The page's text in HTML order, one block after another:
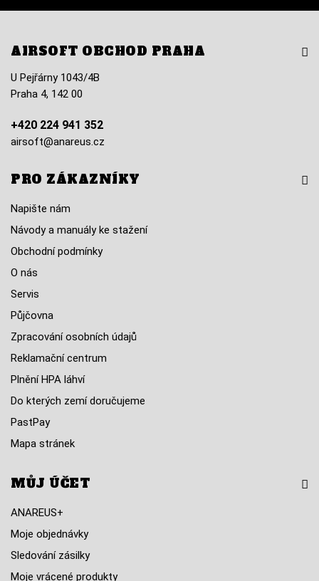
AIRSOFT OBCHOD PRAHA
U Pejřárny 1043/4B
Praha 4, 142 00
+420 224 941 352
airsoft@anareus.cz
PRO ZÁKAZNÍKY
Napište nám
Návody a manuály ke stažení
Obchodní podmínky
O nás
Servis
Půjčovna
Zpracování osobních údajů
Reklamační centrum
Plnění HPA láhví
Do kterých zemí doručujeme
PastPay
Mapa stránek
MŮJ ÚČET
ANAREUS+
Moje objednávky
Sledování zásilky
Moje vrácené produkty